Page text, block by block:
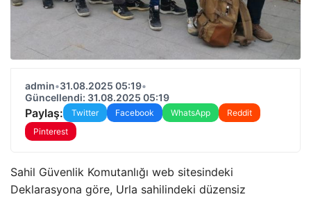
admin•31.08.2025 05:19•
Güncellendi: 31.08.2025 05:19
Paylaş: Twitter Facebook WhatsApp
Reddit
Pinterest
Sahil Güvenlik Komutanlığı web sitesindeki
Deklarasyona göre, Urla sahilindeki düzensiz